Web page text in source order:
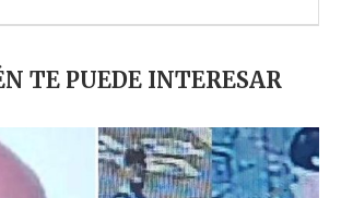
TE PUEDE INTERESAR